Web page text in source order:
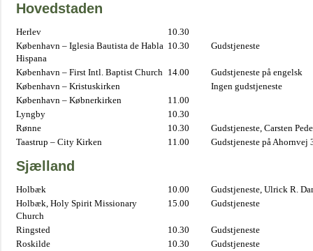
Hovedstaden
Herlev
10.30
København – Iglesia Bautista de Habla
Hispana
10.30 Gudstjeneste
København – First Intl. Baptist Church 14.00
Gudstjeneste på engelsk
København – Kristuskirken
Ingen gudstjeneste
København – Købnerkirken
11.00
Lyngby
10.30
Rønne
10.30
Gudstjeneste, Carsten
Taastrup – City Kirken
11.00 Gudstjeneste på Ahornvej
Sjælland
Holbæk 10.00
Gudstjeneste, Ulrick R.
Holbæk, Holy Spirit Missionary
Church
15.00 Gudstjeneste
Ringsted 10.30
Gudstjeneste
Roskilde
10.30
Gudstjeneste